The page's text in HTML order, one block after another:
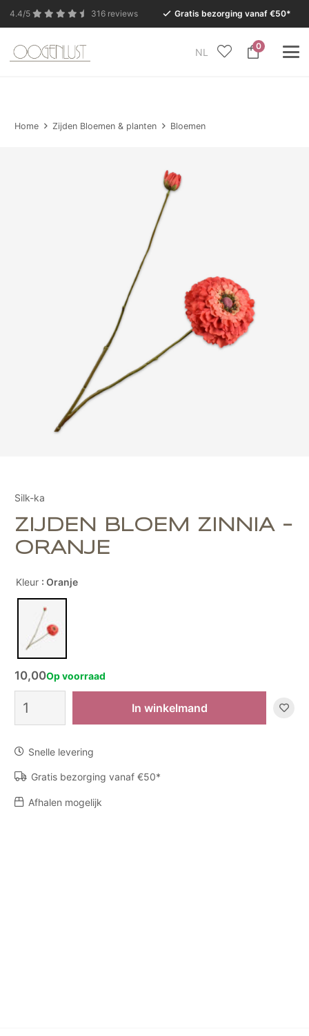
4.4/5 316 reviews Gratis bezorging vanaf €50*
NL
0
In verband met de zomervakantie is onze Conceptstore
Home Zijden Bloemen & planten Bloemen
Silk-ka
ZIJDEN BLOEM ZINNIA -
ORANJE
Kleur : Oranje
10,00Op voorraad
bloem
Zinnia
Oranje
aantal
In winkelmand
Snelle levering
Gratis bezorging vanaf €50*
Afhalen mogelijk